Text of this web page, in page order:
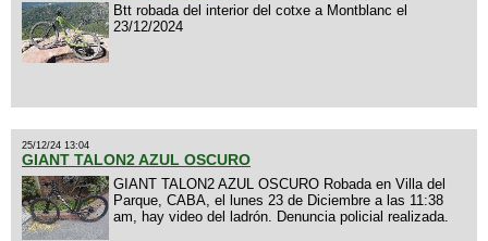
Btt robada del interior del cotxe a Montblanc el
23/12/2024
25/12/24 13:04
GIANT TALON2 AZUL OSCURO
GIANT TALON2 AZUL OSCURO Robada en Villa del
Parque, CABA, el lunes 23 de Diciembre a las 11:38
am, hay video del ladrón. Denuncia policial realizada.